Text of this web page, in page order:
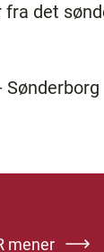
fra det
Sønderborg
mener